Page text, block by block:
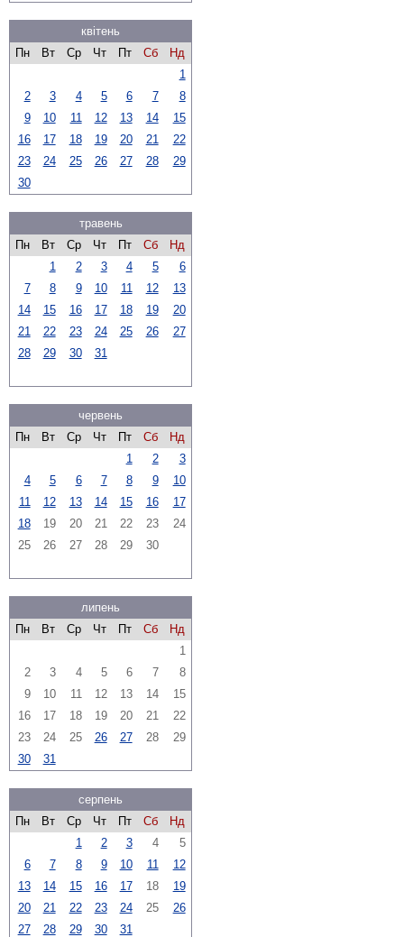
квітень
Пн
Вт Ср Чт Пт Сб
Нд
1
2
3 4 5 6 7
8
9
10 11 12 13 14
15
16
17 18 19 20 21
22
23
24 25 26 27 28
29
30
травень
Пн
Вт Ср Чт Пт Сб
Нд
1
2 3 4 5
6
7
8 9 10 11 12
13
14
15 16 17 18 19
20
21
22 23 24 25 26
27
28
29 30 31
червень
Пн
Вт Ср Чт Пт Сб
Нд
1
2
3
4
5 6 7 8 9
10
11
12 13 14 15 16
17
18
19 20 21 22 23
24
25
26 27 28 29 30
липень
Пн
Вт Ср Чт Пт Сб
Нд
1
2
3 4 5 6 7
8
9
10 11 12 13 14
15
16
17 18 19 20 21
22
23
24 25 26 27 28
29
30
31
серпень
Пн
Вт Ср Чт Пт Сб
Нд
1
2 3 4
5
6
7 8 9 10 11
12
13
14 15 16 17 18
19
20
21 22 23 24 25
26
27
28 29 30 31